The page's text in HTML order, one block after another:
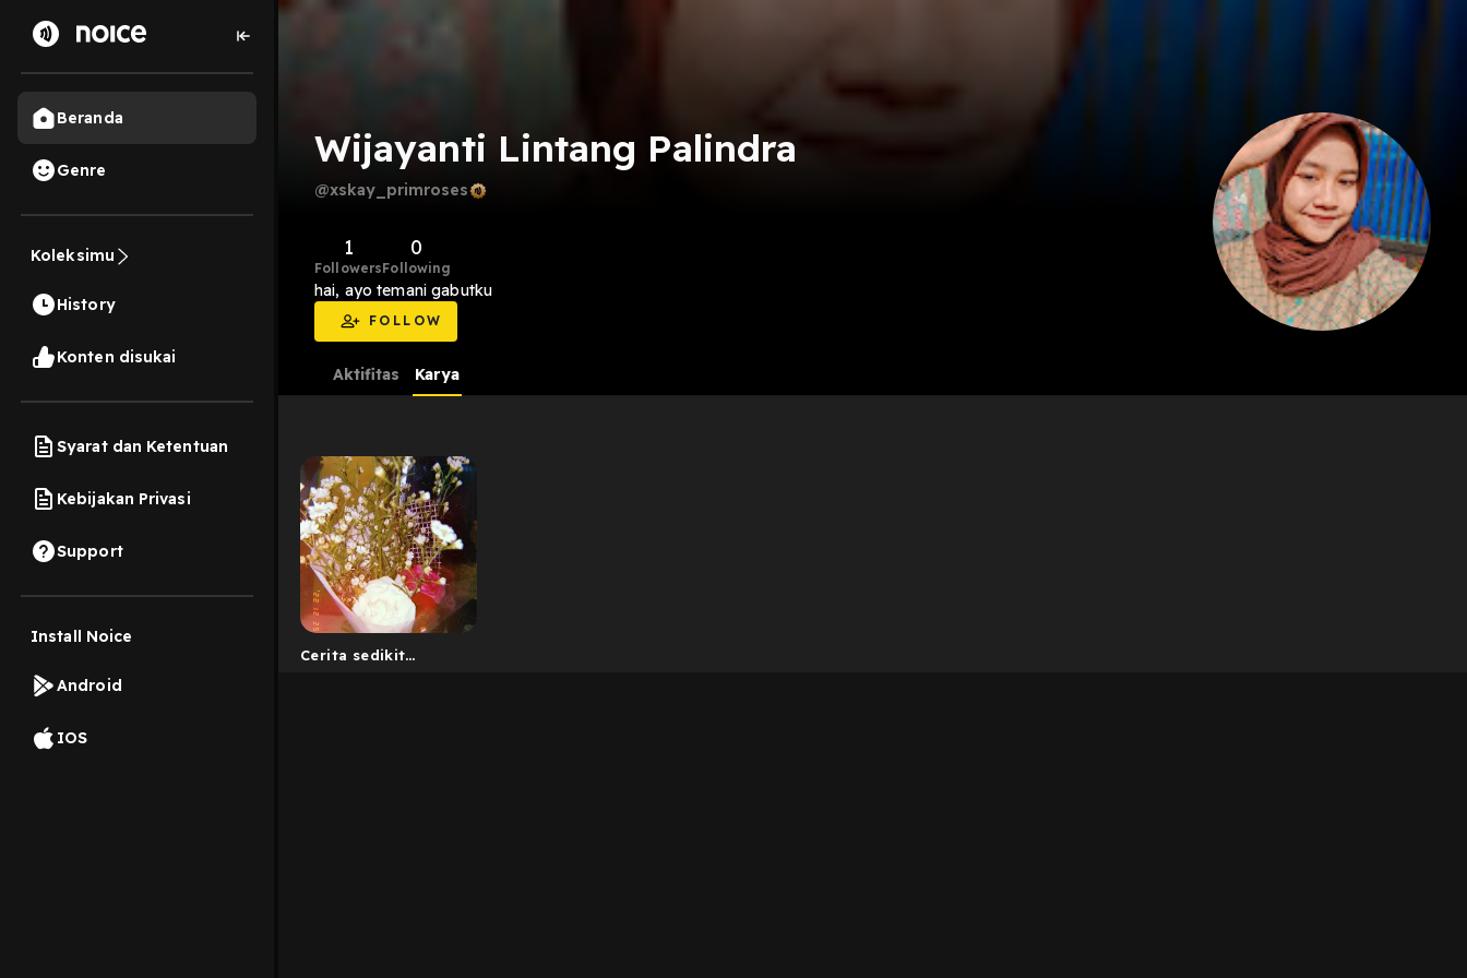
Beranda
Genre
Koleksimu
History
Konten disukai
Syarat dan Ketentuan
Kebijakan Privasi
Support
Install Noice
Android
IOS
Wijayanti Lintang Palindra
@xskay_primroses
1
Followers
0
Following
hai, ayo temani gabutku
FOLLOW
Aktifitas Karya
Cerita sedikit